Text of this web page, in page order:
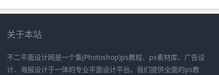
关于本站
不二平面设计网是一个集(Photoshop)ps教程、ps素材库、广告设
计、海报设计于一体的专业平面设计平台。我们提供全面的ps教